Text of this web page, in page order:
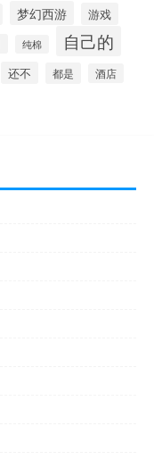
梦幻西游 游戏
纯棉 自己的
还不 都是 酒店